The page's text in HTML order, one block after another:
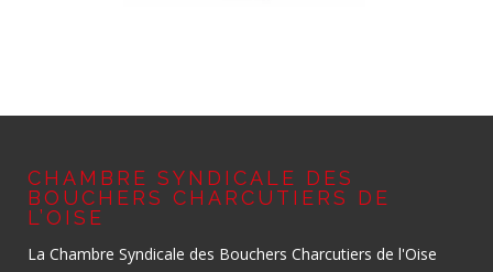
CHAMBRE SYNDICALE DES
BOUCHERS CHARCUTIERS DE
L’OISE
La Chambre Syndicale des Bouchers Charcutiers de l'Oise